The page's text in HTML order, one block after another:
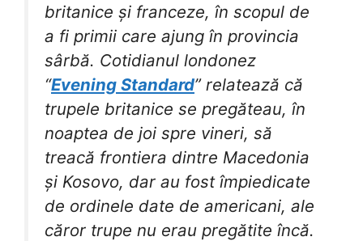
britanice și franceze, în scopul de
a fi primii care ajung în provincia
sârbă. Cotidianul londonez
“Evening Standard” relatează că
trupele britanice se pregăteau, în
noaptea de joi spre vineri, să
treacă frontiera dintre Macedonia
și Kosovo, dar au fost împiedicate
de ordinele date de americani, ale
căror trupe nu erau pregătite încă.